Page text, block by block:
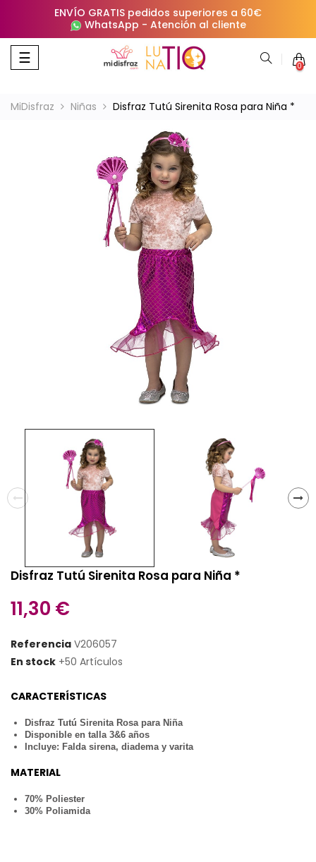
ENVÍO GRATIS pedidos superiores a 60€
WhatsApp - Atención al cliente
Navegación
de
☰ 0
MiDisfraz Niñas Disfraz Tutú Sirenita Rosa para Niña *
Disfraz Tutú Sirenita Rosa para Niña *
11,30 €
Referencia V206057
En stock +50 Artículos
CARACTERÍSTICAS
Disfraz Tutú Sirenita Rosa para Niña
Disponible en talla 3&6 años
Incluye: Falda sirena, diadema y varita
MATERIAL
70% Poliester
30% Poliamida